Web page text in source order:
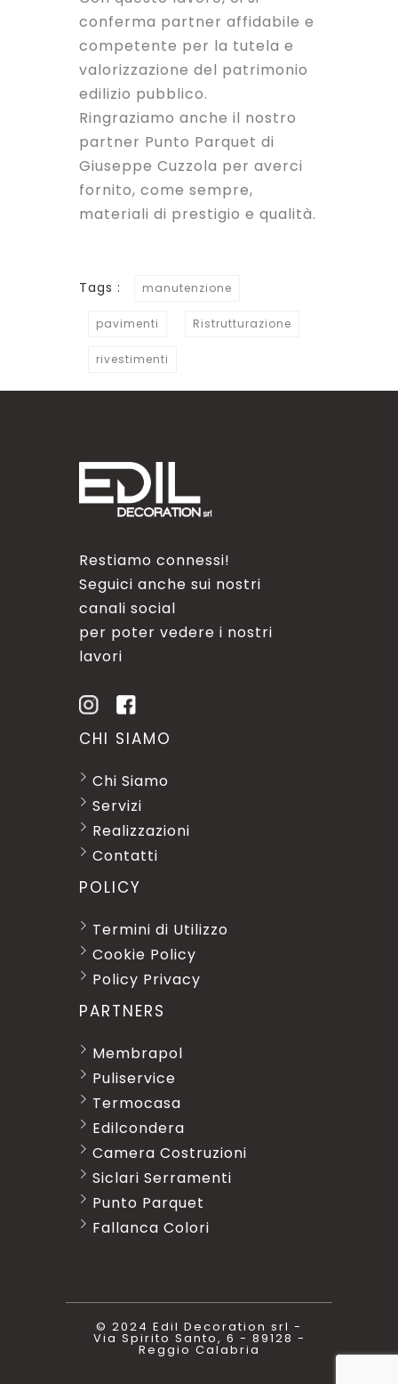
conferma partner affidabile e
competente per la tutela e
valorizzazione del patrimonio
edilizio pubblico.
Ringraziamo anche il nostro
partner Punto Parquet di
Giuseppe Cuzzola per averci
fornito, come sempre,
materiali di prestigio e qualità.
Tags : manutenzione
pavimenti Ristrutturazione
rivestimenti
Restiamo connessi!
Seguici anche sui nostri
canali social
per poter vedere i nostri
lavori
CHI SIAMO
Chi Siamo
Servizi
Realizzazioni
Contatti
POLICY
Termini di Utilizzo
Cookie Policy
Policy Privacy
PARTNERS
Membrapol
Puliservice
Termocasa
Edilcondera
Camera Costruzioni
Siclari Serramenti
Punto Parquet
Fallanca Colori
© 2024 Edil Decoration srl -
Via Spirito Santo, 6 - 89128 -
Reggio Calabria